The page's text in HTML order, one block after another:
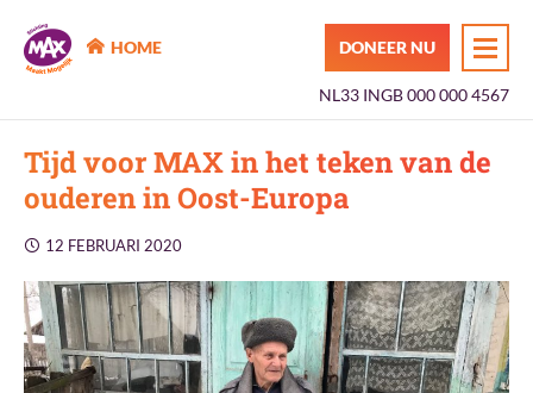
MAX Maakt Mogelijk
HOME DONEER NU
NL33 INGB 000 000 4567
Tijd voor MAX in het teken van de
ouderen in Oost-Europa
12 FEBRUARI 2020